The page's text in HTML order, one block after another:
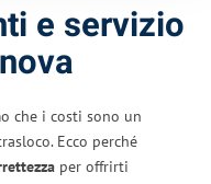
e servizio
che i costi sono un
Ecco perché
per offrirti